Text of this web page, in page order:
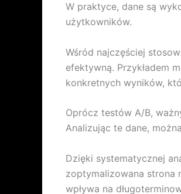
W praktyce, dane są
użytkowników.
Wśród najczęściej
efektywną. Przykładem
konkretnych wyników,
Oprócz testów A/B,
Analizując te dane,
Dzięki systematycznej
zoptymalizowana strona
wpływa na